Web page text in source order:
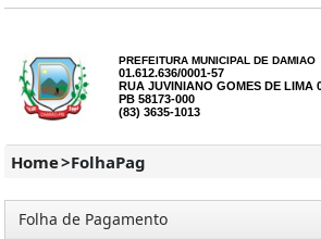
PREFEITURA MUNICIPAL DE DAMIAO
01.612.636/0001-57
RUA JUVINIANO GOMES DE LIMA
PB 58173-000
(83) 3635-1013
Home>FolhaPag
Folha de Pagamento